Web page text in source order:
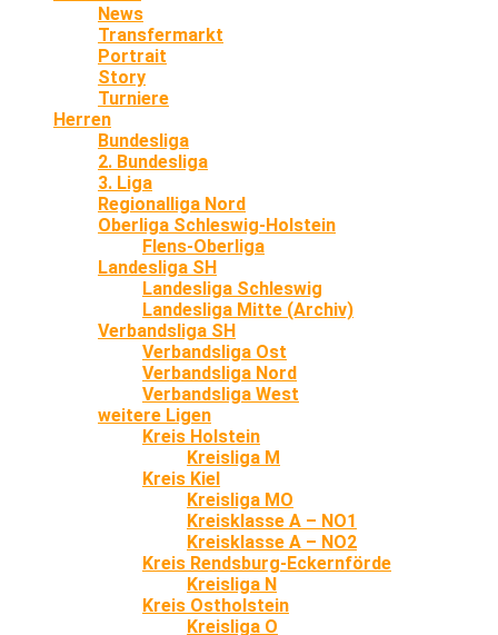
News
Transfermarkt
Portrait
Story
Turniere
Herren
Bundesliga
2. Bundesliga
3. Liga
Regionalliga Nord
Oberliga Schleswig-Holstein
Flens-Oberliga
Landesliga SH
Landesliga Schleswig
Landesliga Mitte (Archiv)
Verbandsliga SH
Verbandsliga Ost
Verbandsliga Nord
Verbandsliga West
weitere Ligen
Kreis Holstein
Kreisliga M
Kreis Kiel
Kreisliga MO
Kreisklasse A – NO1
Kreisklasse A – NO2
Kreis Rendsburg-Eckernförde
Kreisliga N
Kreis Ostholstein
Kreisliga O